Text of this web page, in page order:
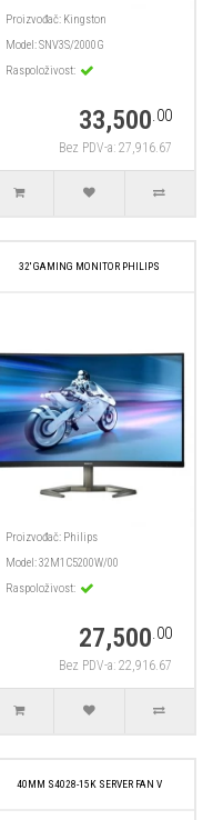
Proizvođač: Kingston
Model:SNV3S/2000G
Raspoloživost:
33,500.00
Bez PDV-a: 27,916.67
32' GAMING MONITOR PHILIPS
Proizvođač: Philips
Model:32M1C5200W/00
Raspoloživost:
27,500.00
Bez PDV-a: 22,916.67
40MM S4028-15K SERVER FAN V